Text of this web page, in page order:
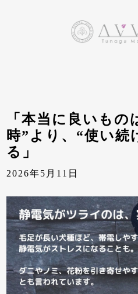
「本当に良いもの
時”より、“使い続
る」
2026年5月11日